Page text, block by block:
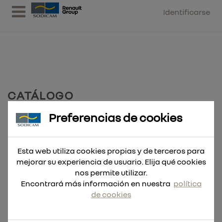
Identificarse
CATÁLOGO
Accesorios
Centrales Aspiracion Polvo Lijado
Mobiliario
MATERIAL Y EQUIPAMIENTO DE TALLER
Aire Comprimido 3
Preferencias de cookies
Esta web utiliza cookies propias y de terceros para
mejorar su experiencia de usuario. Elija qué cookies
nos permite utilizar.
Encontrará más información en nuestra política
de cookies